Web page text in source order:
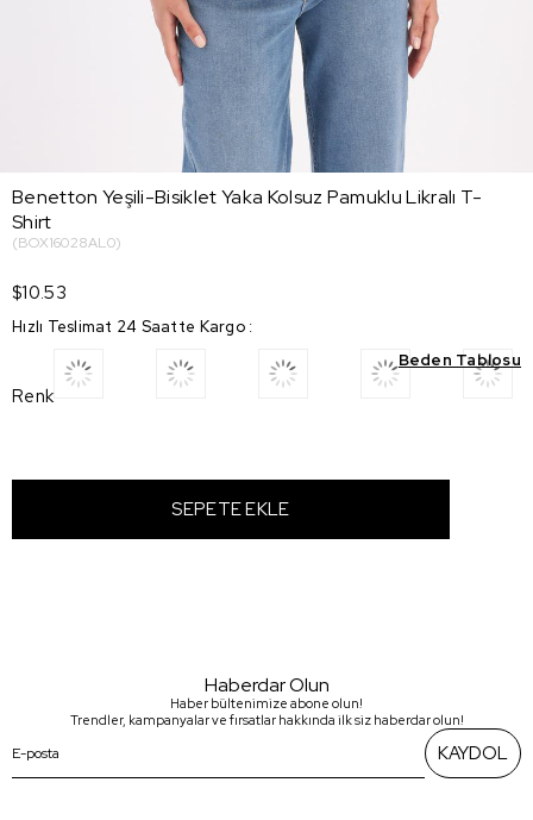
Benetton Yeşili-Bisiklet Yaka Kolsuz Pamuklu Likralı T-
Shirt
(BOX16028AL0)
$10.53
Hızlı Teslimat 24 Saatte Kargo :
Beden Tablosu
Renk
Haberdar Olun
Haber bültenimize abone olun!
Trendler, kampanyalar ve fırsatlar hakkında ilk siz haberdar olun!
KAYDOL